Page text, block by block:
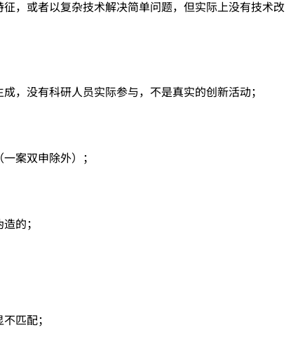
，或者以复杂技术解决简单问题，但实际上没有技术改
，没有科研人员实际参与，不是真实的创新活动；
案双申除外）；
的；
匹配；